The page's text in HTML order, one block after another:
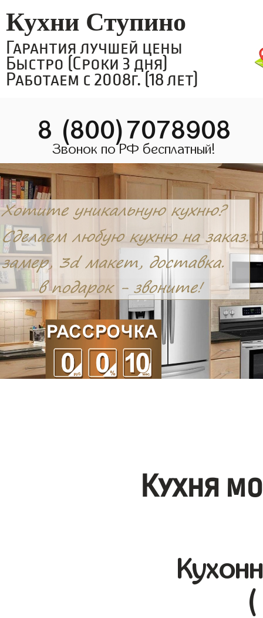
Кухни Ступино
Гарантия лучшей цены
Быстро (Сроки 3 дня)
Работаем с 2008г. (18 лет)
8 (800)7078908
Звонок по РФ бесплатный!
Кухня